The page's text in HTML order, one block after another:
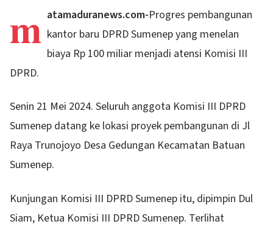
m atamaduranews.com-Progres pembangunan
kantor baru DPRD Sumenep yang menelan
biaya Rp 100 miliar menjadi atensi Komisi III
DPRD.
Senin 21 Mei 2024. Seluruh anggota Komisi III DPRD
Sumenep datang ke lokasi proyek pembangunan di Jl
Raya Trunojoyo Desa Gedungan Kecamatan Batuan
Sumenep.
Kunjungan Komisi III DPRD Sumenep itu, dipimpin Dul
Siam, Ketua Komisi III DPRD Sumenep. Terlihat